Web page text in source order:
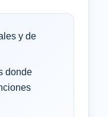
y de
donde